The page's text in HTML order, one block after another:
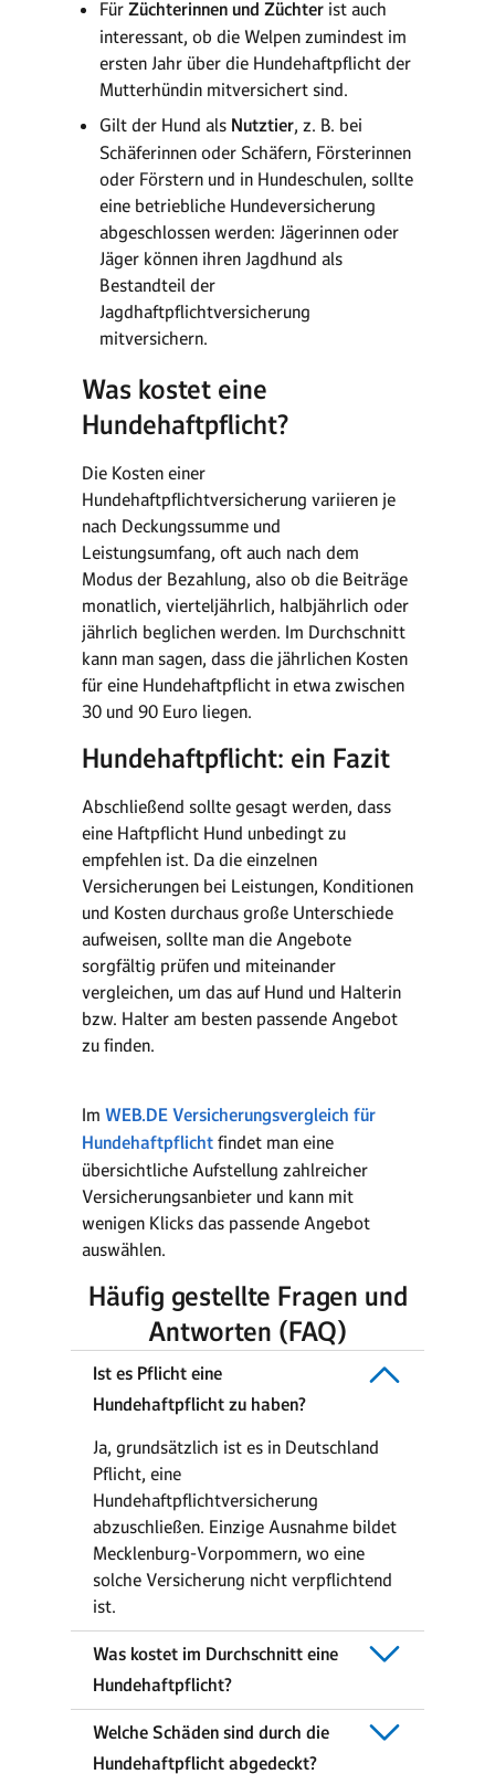
Für Züchterinnen und Züchter ist auch
interessant, ob die Welpen zumindest im
ersten Jahr über die Hundehaftpflicht der
Mutterhündin mitversichert sind.
Gilt der Hund als Nutztier, z. B. bei
Schäferinnen oder Schäfern, Försterinnen
oder Förstern und in Hundeschulen, sollte
eine betriebliche Hundeversicherung
abgeschlossen werden: Jägerinnen oder
Jäger können ihren Jagdhund als
Bestandteil der
Jagdhaftpflichtversicherung
mitversichern.
Was kostet eine
Hundehaftpflicht?
Die Kosten einer
Hundehaftpflichtversicherung variieren je
nach Deckungssumme und
Leistungsumfang, oft auch nach dem
Modus der Bezahlung, also ob die Beiträge
monatlich, vierteljährlich, halbjährlich oder
jährlich beglichen werden. Im Durchschnitt
kann man sagen, dass die jährlichen Kosten
für eine Hundehaftpflicht in etwa zwischen
30 und 90 Euro liegen.
Hundehaftpflicht: ein Fazit
Abschließend sollte gesagt werden, dass
eine Haftpflicht Hund unbedingt zu
empfehlen ist. Da die einzelnen
Versicherungen bei Leistungen, Konditionen
und Kosten durchaus große Unterschiede
aufweisen, sollte man die Angebote
sorgfältig prüfen und miteinander
vergleichen, um das auf Hund und Halterin
bzw. Halter am besten passende Angebot
zu finden.
Im WEB.DE Versicherungsvergleich für
Hundehaftpflicht findet man eine
übersichtliche Aufstellung zahlreicher
Versicherungsanbieter und kann mit
wenigen Klicks das passende Angebot
auswählen.
Häufig gestellte Fragen und
Antworten (FAQ)
Ist es Pflicht eine
Hundehaftpflicht zu haben?
Ja, grundsätzlich ist es in Deutschland
Pflicht, eine
Hundehaftpflichtversicherung
abzuschließen. Einzige Ausnahme bildet
Mecklenburg-Vorpommern, wo eine
solche Versicherung nicht verpflichtend
ist.
Was kostet im Durchschnitt eine
Hundehaftpflicht?
Welche Schäden sind durch die
Hundehaftpflicht abgedeckt?